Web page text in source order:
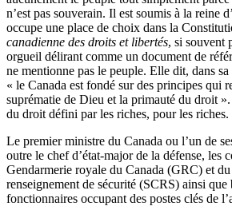
n’est pas souverain. Il est soumis à la reine
occupe une place de choix dans la
canadienne des droits et libertés, si souvent
orgueil délirant comme un document de
ne mentionne pas le peuple. Elle dit, dans
« le Canada est fondé sur des principes qui
suprématie de Dieu et la primauté du droit
du droit défini par les riches, pour les riches.
Le premier ministre du Canada ou l’un de
outre le chef d’état-major de la défense, les
Gendarmerie royale du Canada (GRC) et
renseignement de sécurité (SCRS) ainsi que
fonctionnaires occupant des postes clés de